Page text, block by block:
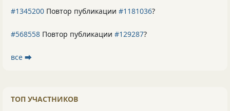
#1345200 Повтор публикации #1181036?
#568558 Повтор публикации #129287?
все ⮕
ТОП УЧАСТНИКОВ